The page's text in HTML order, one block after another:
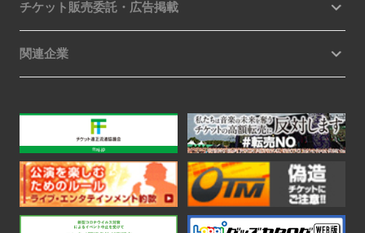
チケット販売委託・広告掲載
関連企業